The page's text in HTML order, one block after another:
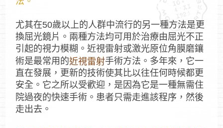
尤其在50歲以上的人群中流行的另一種方法是更
換屈光鏡片。兩種方法均可用於治療由屈光不正
引起的視力模糊。近視雷射或激光原位角膜磨鑲
術是最常用的近視雷射手術方法。多年來，它一
直在發展，更新的技術使其比以往任何時候都更
安全。它之所以受歡迎，是因為它是一種無需住
院過夜的快速手術。患者只需走進該程序，然後
走出去。